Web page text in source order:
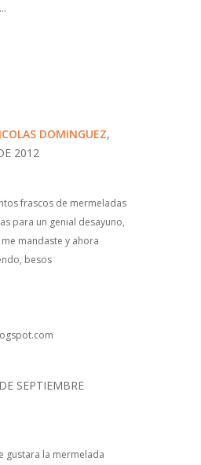
DOMINGUEZ,
2012
frascos de mermeladas
para un genial desayuno,
mandaste y ahora
besos
SEPTIEMBRE
gustara la mermelada